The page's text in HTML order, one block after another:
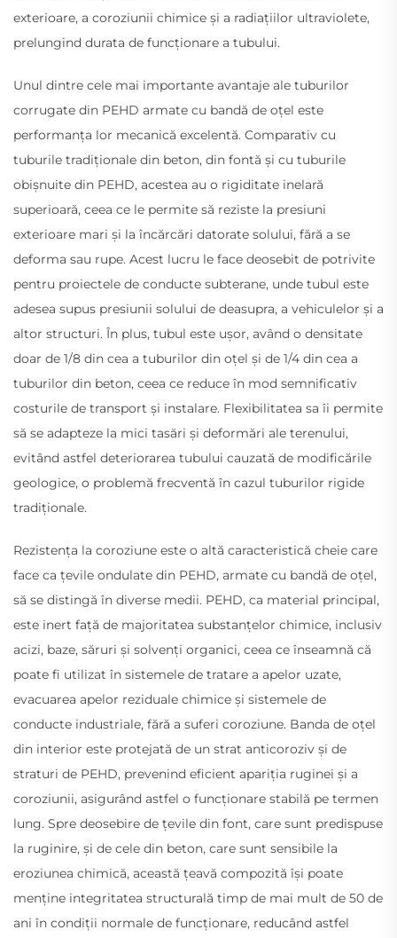
exterioare, a coroziunii chimice și a radiațiilor ultraviolete,
prelungind durata de funcționare a tubului.
Unul dintre cele mai importante avantaje ale tuburilor
corrugate din PEHD armate cu bandă de oțel este
performanța lor mecanică excelentă. Comparativ cu
tuburile tradiționale din beton, din fontă și cu tuburile
obișnuite din PEHD, acestea au o rigiditate inelară
superioară, ceea ce le permite să reziste la presiuni
exterioare mari și la încărcări datorate solului, fără a se
deforma sau rupe. Acest lucru le face deosebit de potrivite
pentru proiectele de conducte subterane, unde tubul este
adesea supus presiunii solului de deasupra, a vehiculelor și a
altor structuri. În plus, tubul este ușor, având o densitate
doar de 1/8 din cea a tuburilor din oțel și de 1/4 din cea a
tuburilor din beton, ceea ce reduce în mod semnificativ
costurile de transport și instalare. Flexibilitatea sa îi permite
să se adapteze la mici tasări și deformări ale terenului,
evitând astfel deteriorarea tubului cauzată de modificările
geologice, o problemă frecventă în cazul tuburilor rigide
tradiționale.
Rezistența la coroziune este o altă caracteristică cheie care
face ca țevile ondulate din PEHD, armate cu bandă de oțel,
să se distingă în diverse medii. PEHD, ca material principal,
este inert față de majoritatea substanțelor chimice, inclusiv
acizi, baze, săruri și solvenți organici, ceea ce înseamnă că
poate fi utilizat în sistemele de tratare a apelor uzate,
evacuarea apelor reziduale chimice și sistemele de
conducte industriale, fără a suferi coroziune. Banda de oțel
din interior este protejată de un strat anticoroziv și de
straturi de PEHD, prevenind eficient apariția ruginei și a
coroziunii, asigurând astfel o funcționare stabilă pe termen
lung. Spre deosebire de țevile din font, care sunt predispuse
la ruginire, și de cele din beton, care sunt sensibile la
eroziunea chimică, această țeavă compozită își poate
menține integritatea structurală timp de mai mult de 50 de
ani în condiții normale de funcționare, reducând astfel